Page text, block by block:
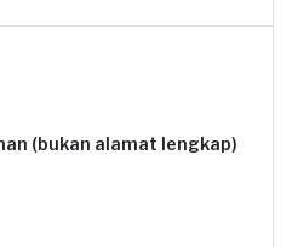
(bukan alamat lengkap)